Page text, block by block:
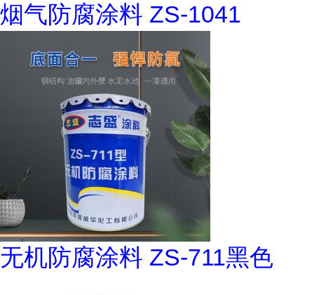
烟气防腐涂料 ZS-1041
无机防腐涂料 ZS-711黑色